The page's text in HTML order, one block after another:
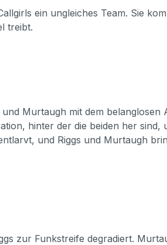
ein ungleiches Team. Sie
treibt.
Murtaugh mit dem
hinter der die beiden her
und Riggs und Murtaugh
zur Funkstreife degradiert.